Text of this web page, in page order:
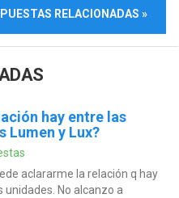
RELACIONADAS »
hay entre las
Lumen y Lux?
aclararme la relación q hay
unidades. No alcanzo a